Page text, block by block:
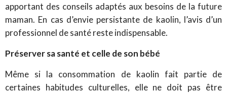
apportant des conseils adaptés aux besoins de la future
maman. En cas d’envie persistante de kaolin, l’avis d’un
professionnel de santé reste indispensable.
Préserver sa santé et celle de son bébé
Même si la consommation de kaolin fait partie de
certaines habitudes culturelles, elle ne doit pas être